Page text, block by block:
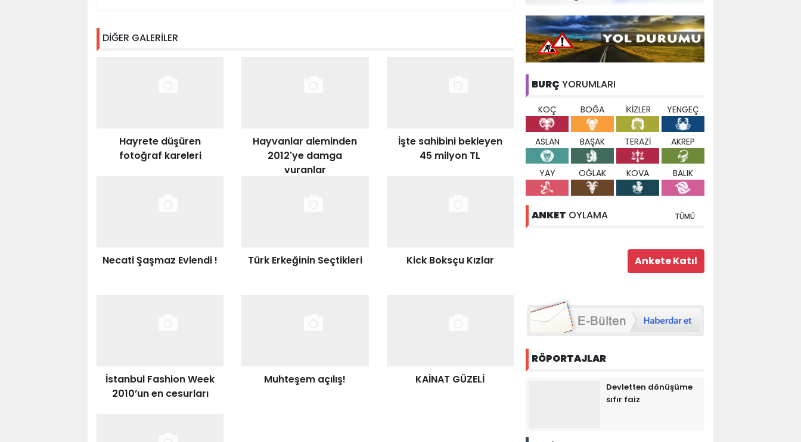
DİĞER GALERİLER
Hayrete düşüren
fotoğraf kareleri
Hayvanlar aleminden
2012'ye damga
vuranlar
İşte sahibini bekleyen
45 milyon TL
Necati Şaşmaz Evlendi ! Türk Erkeğinin Seçtikleri Kick Boksçu Kızlar
İstanbul Fashion Week
2010’un en cesurları
Muhteşem açılış! KAİNAT GÜZELİ
BURÇ YORUMLARI
KOÇ BOĞA İKİZLER YENGEÇ
ASLAN BAŞAK TERAZİ AKREP
YAY OĞLAK KOVA BALIK
ANKET OYLAMA TÜMÜ
RÖPORTAJLAR
Devletten dönüşüme
sıfır faiz